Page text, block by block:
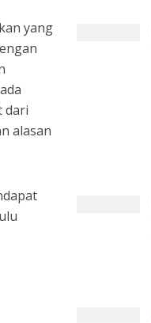
yang
dari
alasan